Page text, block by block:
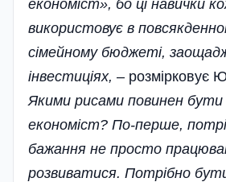
економіст», бо ці навички
використовує в
сімейному бюджеті,
інвестиціях, – розмірковує
Якими рисами повинен бути
економіст? По-перше,
бажання не просто
розвиватися. Потрібно